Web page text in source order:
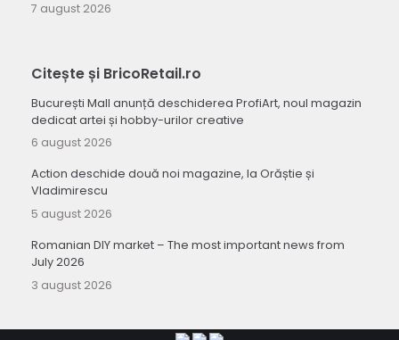
7 august 2026
Citește și BricoRetail.ro
București Mall anunță deschiderea ProfiArt, noul magazin
dedicat artei și hobby-urilor creative
6 august 2026
Action deschide două noi magazine, la Orăștie și
Vladimirescu
5 august 2026
Romanian DIY market – The most important news from
July 2026
3 august 2026